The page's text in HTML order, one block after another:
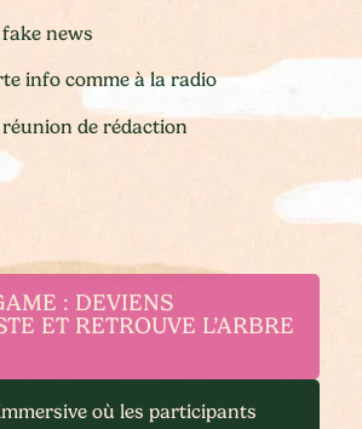
news
info comme à la radio
de rédaction
: DEVIENS
ET RETROUVE L’ARBRE
où les participants